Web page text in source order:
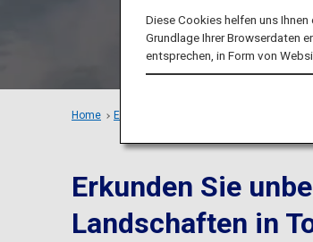
Home Empfohlene Orte
Erkunden Sie
Landschaften in
Diese Cookies helfen uns
Grundlage Ihrer Browserdaten
entsprechen, in Form von